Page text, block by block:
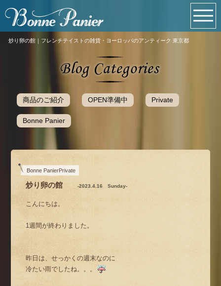
炒り卵の館｜フレンチテイストの雑貨・ヨーロッパのアンティーク 東京都
商品のご紹介 OPEN準備中 Private
Bonne Panier
Bonne PanierPrivate
炒り卵の館 -2023.4.16 Sunday-
こんにちは。
1週間が終わりました。
昨日は、せっかくの週末なのに
冷たい雨でしたね。。。